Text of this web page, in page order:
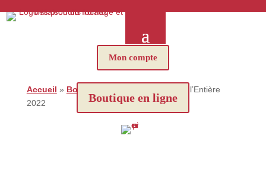
Mon compte
Boutique en ligne
Accueil » Boutique
Reuilly rouge cuvée l’Entière
2022